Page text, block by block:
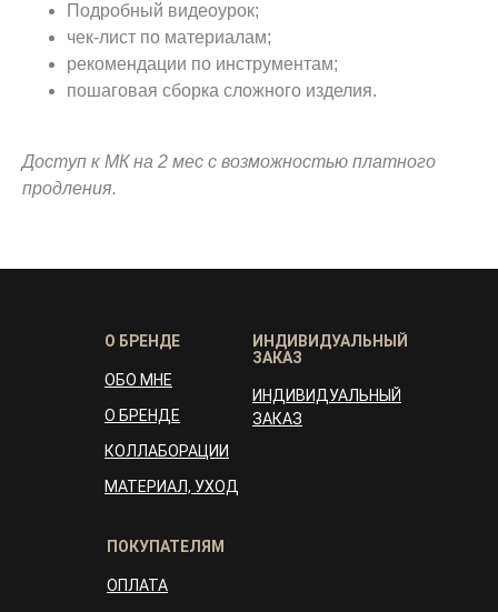
Подробный видеоурок;
чек-лист по материалам;
рекомендации по инструментам;
пошаговая сборка сложного изделия.
Доступ к МК на 2 мес с возможностью платного
продления.
ПОКУПАТЕЛЯМ
ОПЛАТА
ИНДИВИДУАЛЬНЫЙ
ЗАКАЗ
ИНДИВИДУАЛЬНЫЙ
ЗАКАЗ
О БРЕНДЕ
ОБО МНЕ
О БРЕНДЕ
КОЛЛАБОРАЦИИ
МАТЕРИАЛ, УХОД